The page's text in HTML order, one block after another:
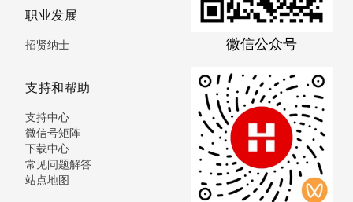
职业发展
招贤纳士
支持和帮助
支持中心
微信号矩阵
下载中心
常见问题解答
站点地图
微信公众号